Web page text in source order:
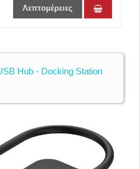
Λεπτομέρειες
Hub - Docking Station